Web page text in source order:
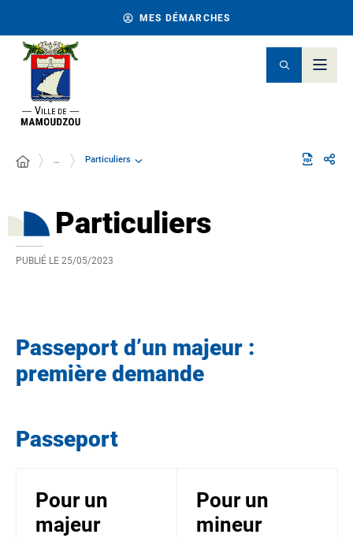
MES DÉMARCHES
… Particuliers
Particuliers
PUBLIÉ LE 25/05/2023
Passeport d’un majeur :
première demande
Passeport
Pour un
majeur
Pour un
mineur